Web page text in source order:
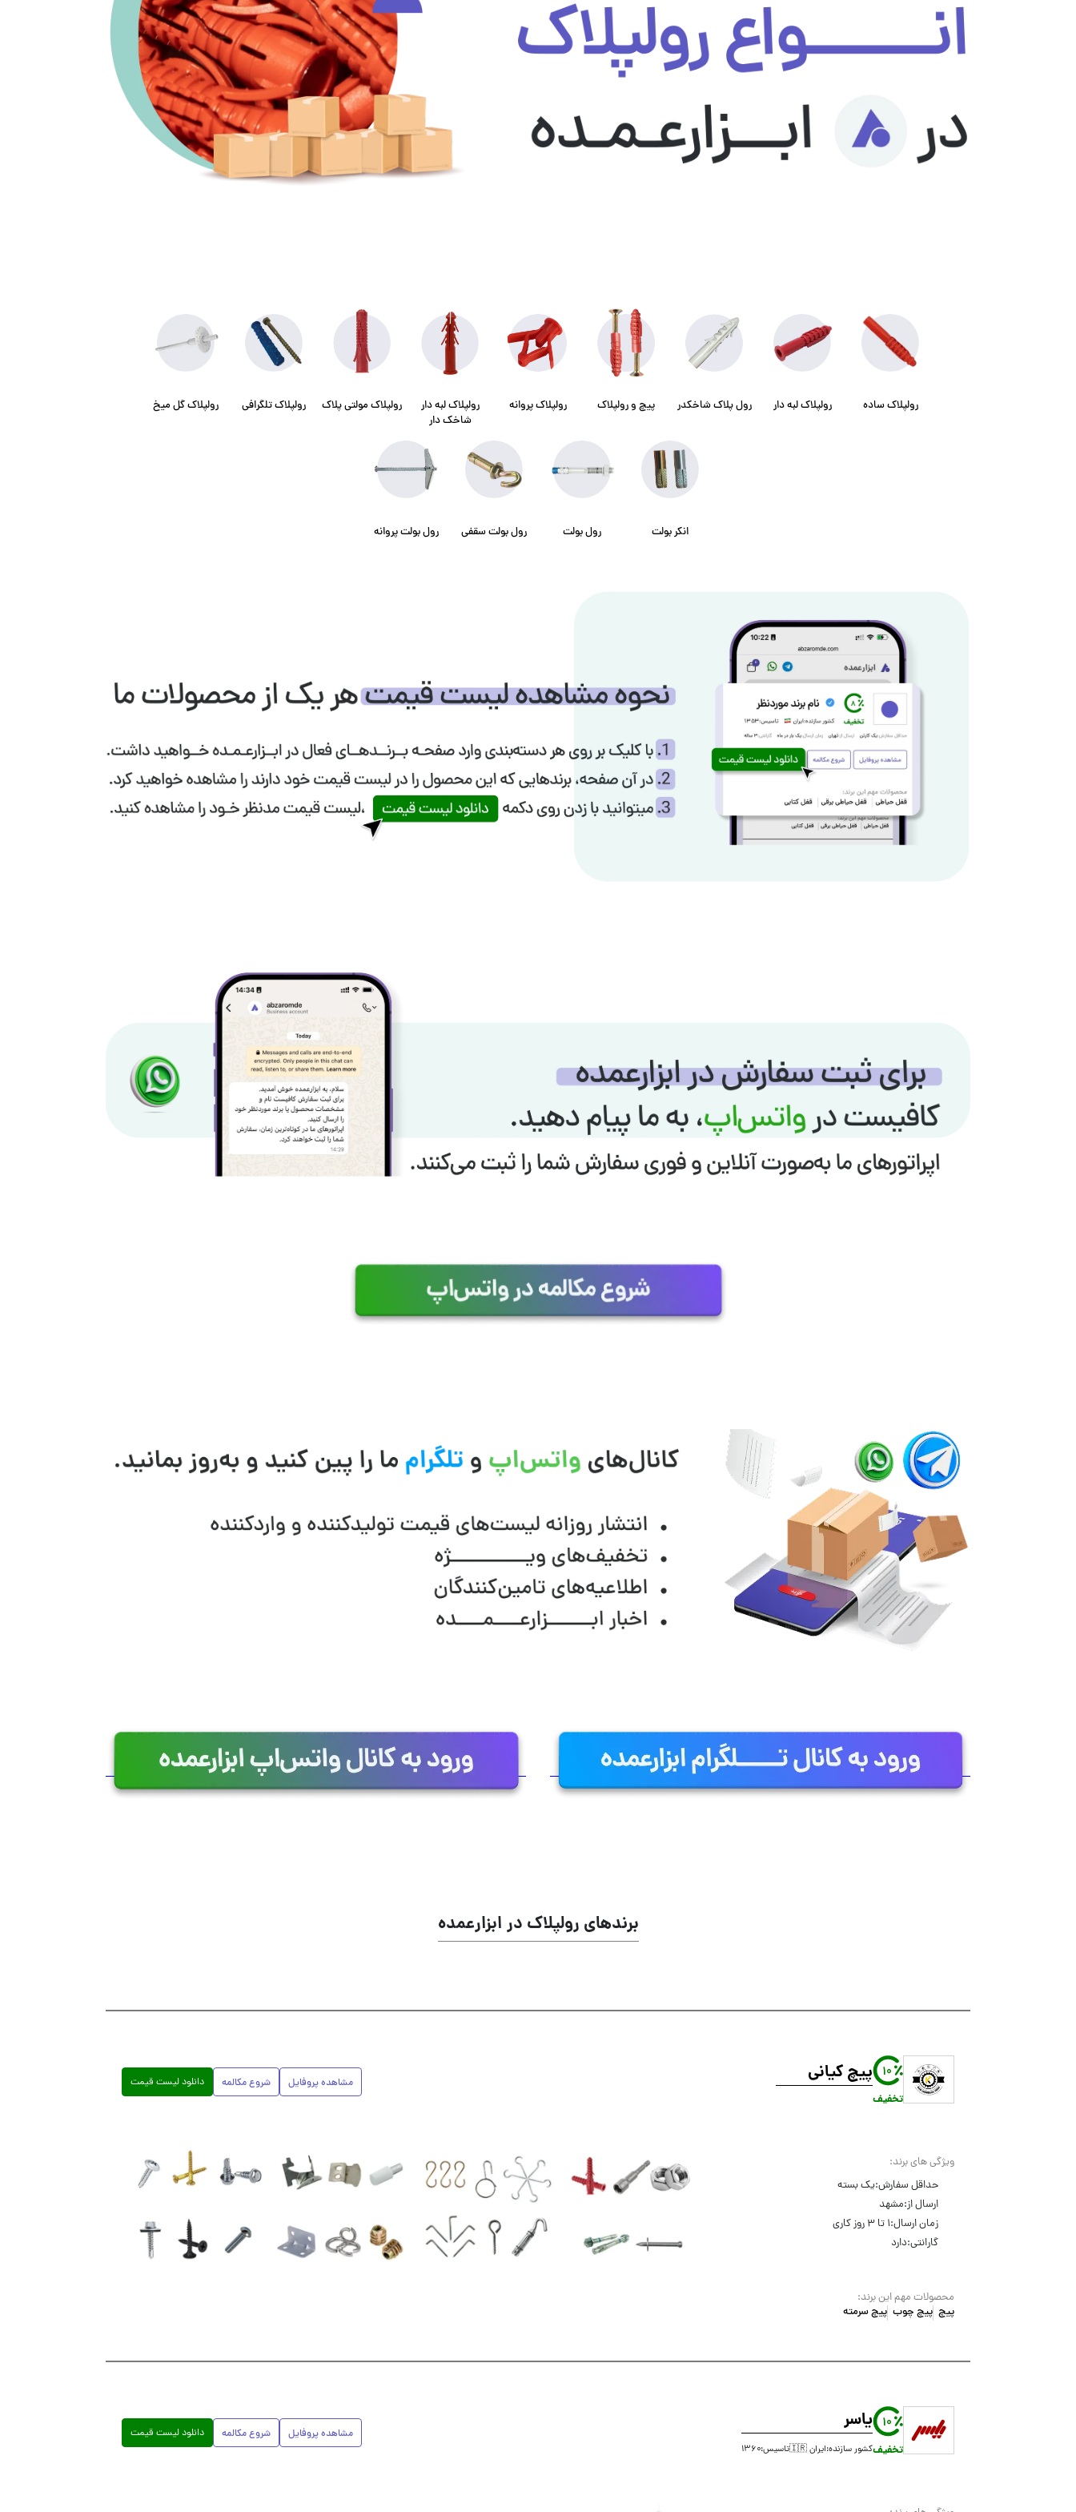
رولپلاک ساده رولپلاک لبه دار رول پلاک شاخکدر پیچ و رولپلاک رولپلاک پروانه
رولپلاک لبه دار
شاخک دار
رولپلاک مولتی پلاک رولپلاک تلگرافی رولپلاک گل میخ
انکر بولت رول بولت رول بولت سقفی رول بولت پروانه
برندهای رولپلاک در ابزارعمده
10
تخفیف
پیچ کیانی مشاهده پروفایل شروع مکالمه دانلود لیست قیمت
ویژگی های برند:
حداقل سفارش:یک بسته
ارسال از:مشهد
زمان ارسال:۱ تا ۳ روز کاری
گارانتی:دارد
محصولات مهم این برند:
پیچ پیچ چوب پیچ سرمته
10
تخفیف
یاسر
کشور سازنده:ایران 🇮🇷 تاسیس:۱۳۶۰
مشاهده پروفایل شروع مکالمه دانلود لیست قیمت